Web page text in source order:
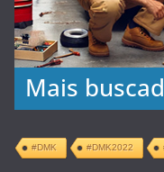
Mais
#DMK #DMK2022